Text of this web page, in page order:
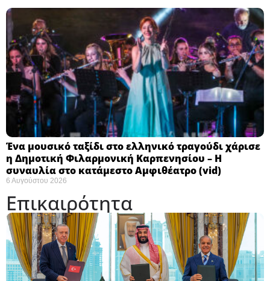
Ένα μουσικό ταξίδι στο ελληνικό τραγούδι χάρισε
η Δημοτική Φιλαρμονική Καρπενησίου – Η
συναυλία στο κατάμεστο Αμφιθέατρο (vid)
6 Αυγούστου 2026
Επικαιρότητα